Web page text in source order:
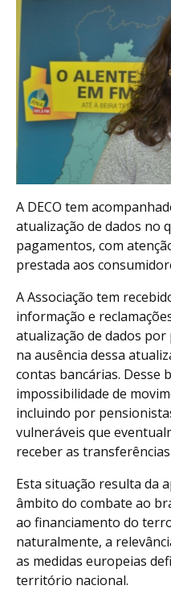
A DECO tem
atualização de dados no
pagamentos, com
prestada aos
A Associação tem
informação e
atualização de dados
na ausência dessa
contas bancárias. Desse
impossibilidade de
incluindo por
vulneráveis que
receber as
Esta situação resulta da
âmbito do combate ao
ao financiamento do
naturalmente, a
as medidas europeias
território nacional.